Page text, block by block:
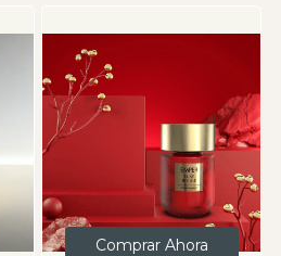
Comprar Ahora